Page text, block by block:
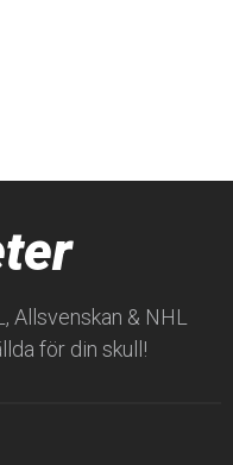
Allsvenskan & NHL
för din skull!